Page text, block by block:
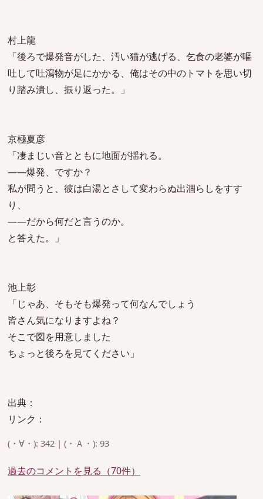
村上龍
「後ろで爆発音がした、汚い猫が逃げる、乞食の老婆が嘔
吐して吐瀉物が足にかかる、俺はその中のトマトを思い切
り踏み潰し、振り返った。」
京極夏彦
「凄まじい音とともに地面が揺れる。
――爆発、ですか？
私が問うと、彼は白湯とさして変わらぬ出涸らしをすす
り、
――だから何だと言うのか。
と答えた。」
池上彰
「じゃあ、そもそも爆発って何なんでしょう
皆さん気になりますよね？
そこで図を用意しました
ちょっと後ろを見てください」
出典：
リンク：
(・∀・): 342 | (・Ａ・): 93
過去のコメントを見る（70件）